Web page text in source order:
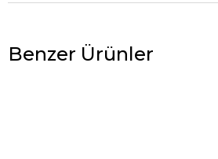
Benzer Ürünler